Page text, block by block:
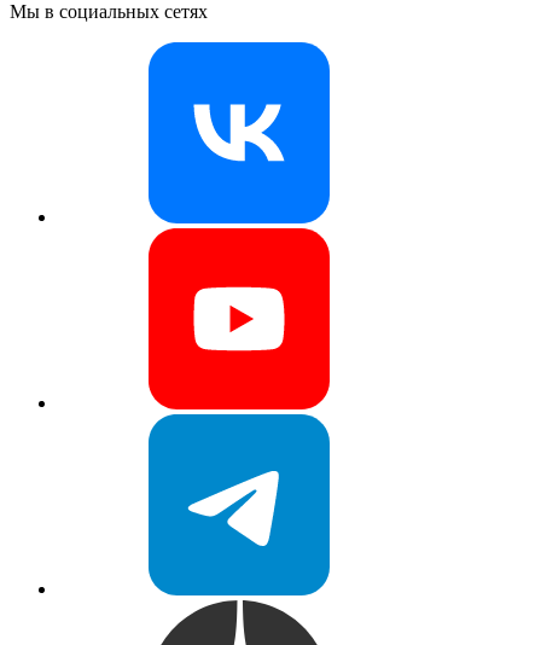
Мы в социальных сетях